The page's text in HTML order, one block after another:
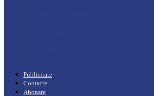
Publicitate
Contacte
Abonare